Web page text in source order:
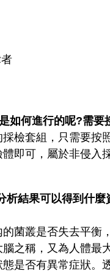
如何進行的呢?需要
檢套組，只需要按
即可，屬於非侵入
析結果可以得到什
菌叢是否失去平衡
之稱，又為人體最
是否有異常症狀。